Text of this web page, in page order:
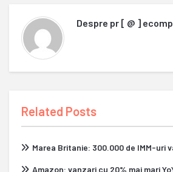
Despre pr [ @ ]
Related Posts
Marea Britanie: 300.000 de IMM-uri
Amazon: vanzari cu 20% mai mari